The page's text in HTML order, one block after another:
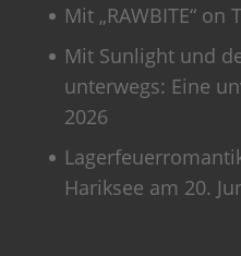
Mit „RAWBITE“ on
Mit Sunlight und
unterwegs: Eine
2026
Hariksee am 20.